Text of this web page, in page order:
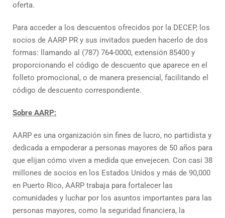
oferta.
Para acceder a los descuentos ofrecidos por la DECEP, los
socios de AARP PR y sus invitados pueden hacerlo de dos
formas: llamando al (787) 764-0000, extensión 85400 y
proporcionando el código de descuento que aparece en el
folleto promocional, o de manera presencial, facilitando el
código de descuento correspondiente.
Sobre AARP:
AARP es una organización sin fines de lucro, no partidista y
dedicada a empoderar a personas mayores de 50 años para
que elijan cómo viven a medida que envejecen. Con casi 38
millones de socios en los Estados Unidos y más de 90,000
en Puerto Rico, AARP trabaja para fortalecer las
comunidades y luchar por los asuntos importantes para las
personas mayores, como la seguridad financiera, la